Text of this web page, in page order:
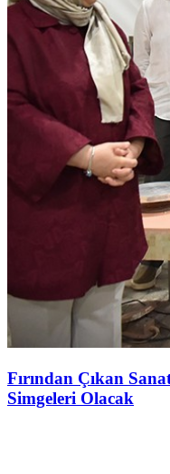
Fırından Çıkan
Simgeleri Olacak